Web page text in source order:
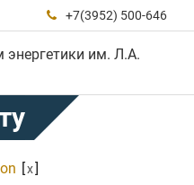
 +7(3952) 500-646
энергетики им. Л.А.
[x]